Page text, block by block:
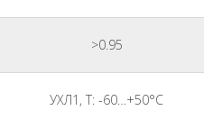
>0.95
УХЛ1, Т: -60…+50°С